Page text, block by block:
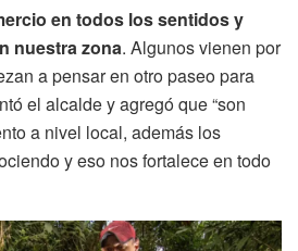
en todos los sentidos y
nuestra zona. Algunos vienen por
a pensar en otro paseo para
el alcalde y agregó que “son
a nivel local, además los
y eso nos fortalece en todo